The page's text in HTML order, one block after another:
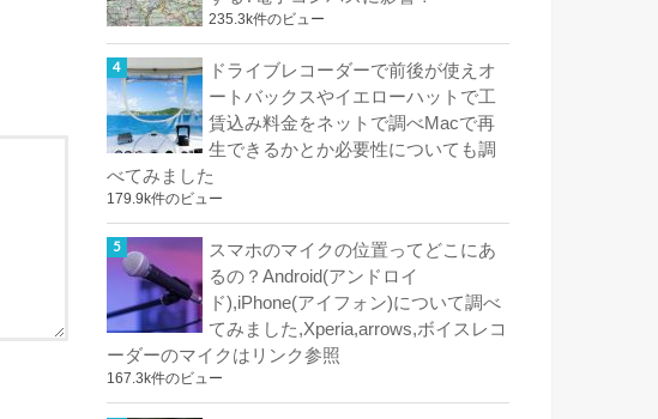
235.3k件のビュー
ドライブレコーダーで前後が使えオ
ートバックスやイエローハットで工
賃込み料金をネットで調べMacで再
生できるかとか必要性についても調
べてみました
179.9k件のビュー
スマホのマイクの位置ってどこにあ
るの？Android(アンドロイ
ド),iPhone(アイフォン)について調べ
てみました,Xperia,arrows,ボイスレコ
ーダーのマイクはリンク参照
167.3k件のビュー